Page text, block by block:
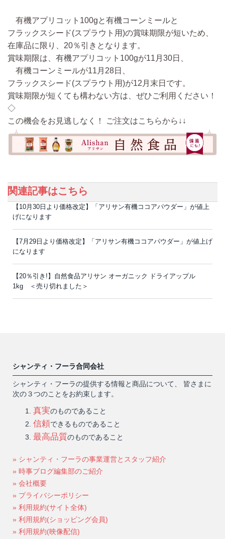
有機アプリコット100gと有機コーンミールと
フラックスシード(スプラウト用)の賞味期限が短いため、
在庫品に限り、20％引きとなります。
賞味期限は、有機アプリコット100gが11月30日、
有機コーンミールが11月28日、
フラックスシード(スプラウト用)が12月末日です。
賞味期限が短くても構わない方は、ぜひご利用ください！
◇
この機会をお見逃しなく！ ご注文はこちらから↓↓
関連記事はこちら
【10月30日より価格改定】「アリサン有機ココアパウダー」が値上
げになります
【7月29日より価格改定】「アリサン有機ココアパウダー」が値上げ
になります
【20％引き!】自然食品アリサン オーガニック ドライアップル
1kg ＜売り切れました＞
シャンティ・フーラ合同会社
シャンティ・フーラの提供する情報と商品について、 皆さまに
次の３つのことをお約束します。
真実のものであること
信頼できるものであること
最高品質のものであること
» シャンティ・フーラの事業運営とスタッフ紹介
» 時事ブログ編集部のご紹介
» 会社概要
» プライバシーポリシー
» 利用規約(サイト全体)
» 利用規約(ショッピング会員)
» 利用規約(映像配信)